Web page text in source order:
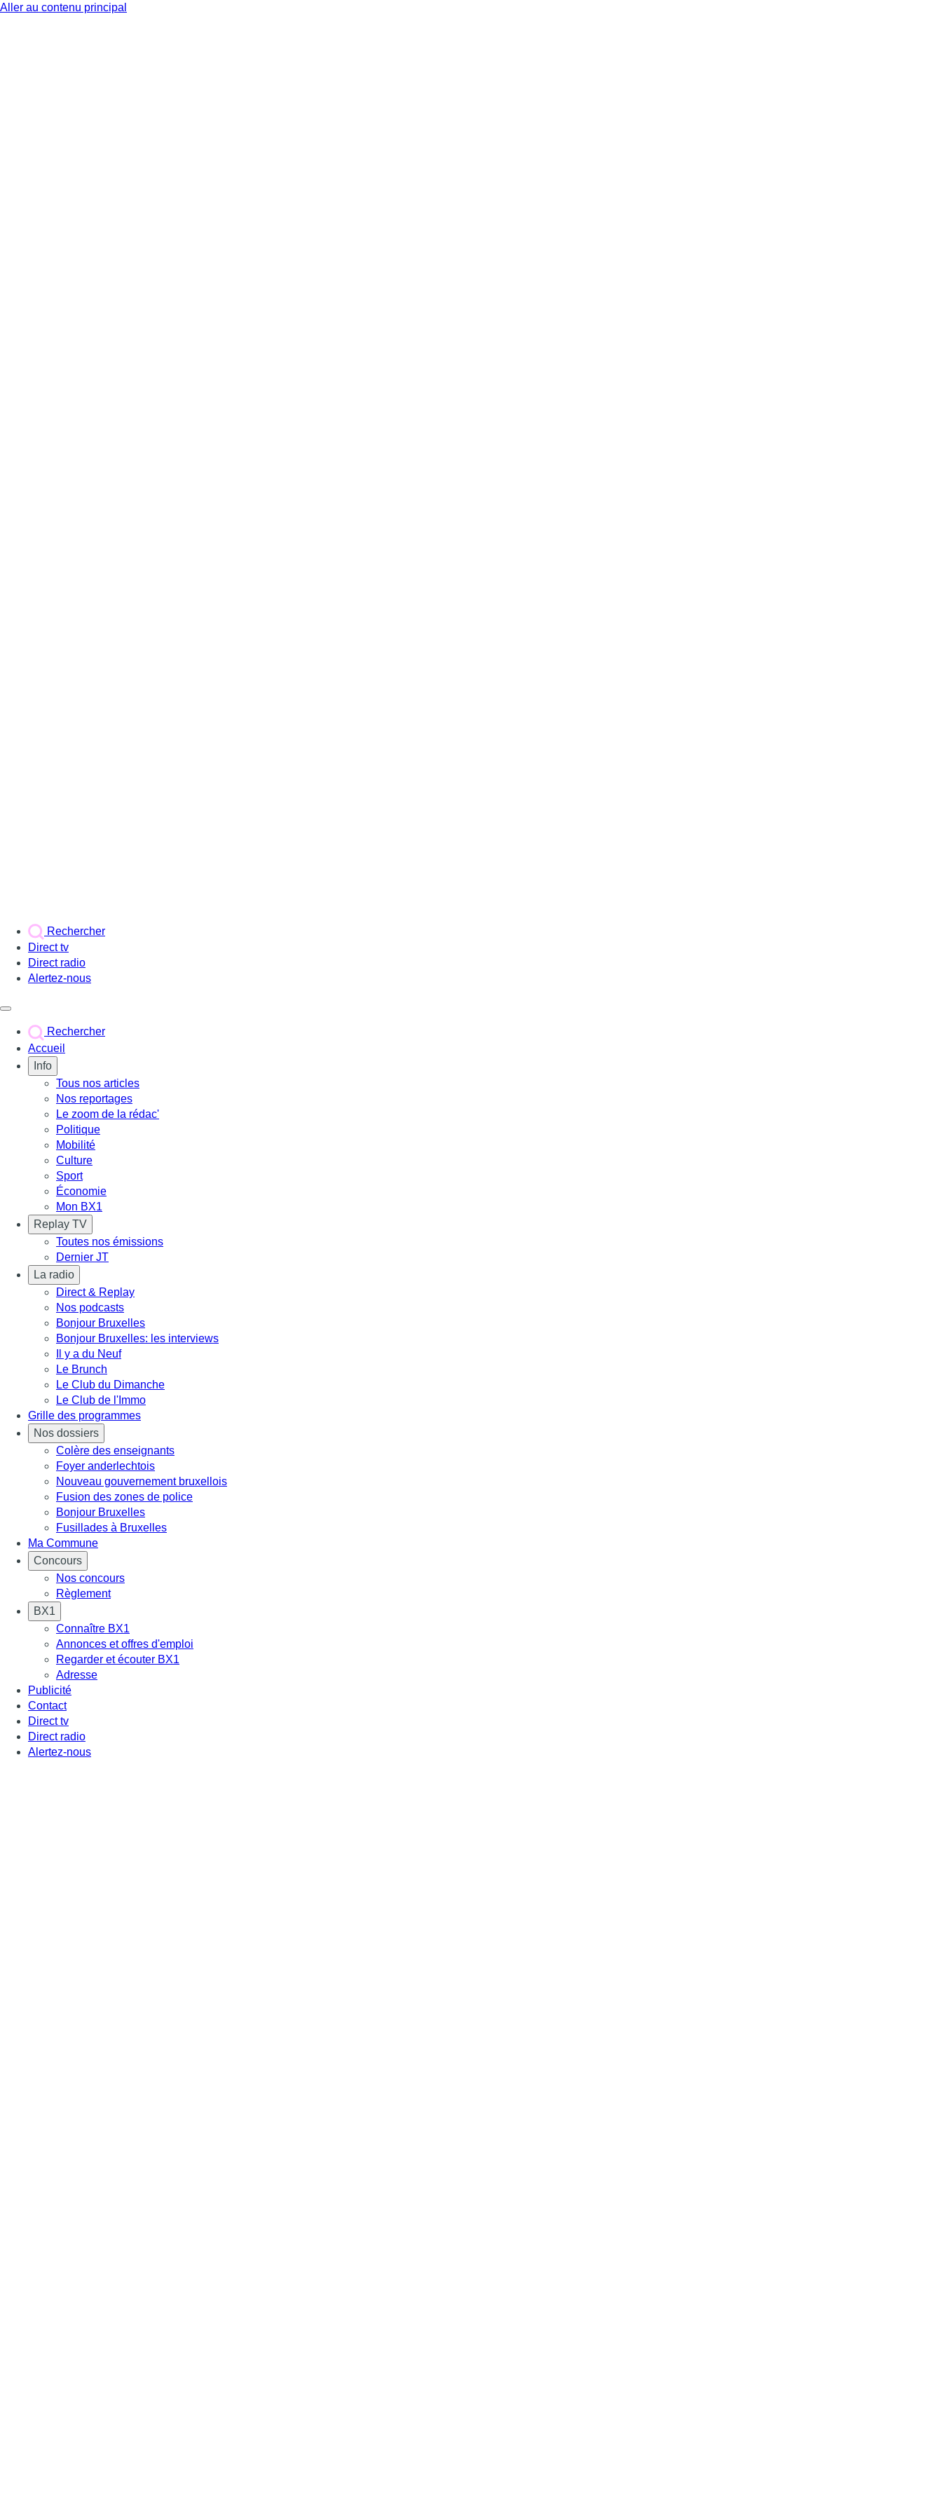
Aller au contenu principal
Rechercher
Direct tv
Direct radio
Alertez-nous
Rechercher
Accueil
Info
Tous nos articles
Nos reportages
Le zoom de la rédac'
Politique
Mobilité
Culture
Sport
Économie
Mon BX1
Replay TV
Toutes nos émissions
Dernier JT
La radio
Direct & Replay
Nos podcasts
Bonjour Bruxelles
Bonjour Bruxelles: les interviews
Il y a du Neuf
Le Brunch
Le Club du Dimanche
Le Club de l'Immo
Grille des programmes
Nos dossiers
Colère des enseignants
Foyer anderlechtois
Nouveau gouvernement bruxellois
Fusion des zones de police
Bonjour Bruxelles
Fusillades à Bruxelles
Ma Commune
Concours
Nos concours
Règlement
BX1
Connaître BX1
Annonces et offres d'emploi
Regarder et écouter BX1
Adresse
Publicité
Contact
Direct tv
Direct radio
Alertez-nous